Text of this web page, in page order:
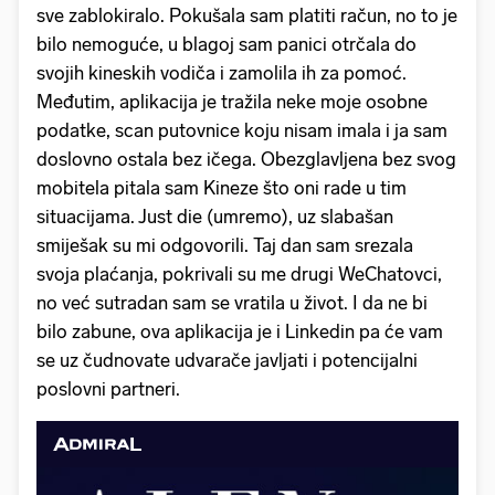
sve zablokiralo. Pokušala sam platiti račun, no to je
bilo nemoguće, u blagoj sam panici otrčala do
svojih kineskih vodiča i zamolila ih za pomoć.
Međutim, aplikacija je tražila neke moje osobne
podatke, scan putovnice koju nisam imala i ja sam
doslovno ostala bez ičega. Obezglavljena bez svog
mobitela pitala sam Kineze što oni rade u tim
situacijama. Just die (umremo), uz slabašan
smiješak su mi odgovorili. Taj dan sam srezala
svoja plaćanja, pokrivali su me drugi WeChatovci,
no već sutradan sam se vratila u život. I da ne bi
bilo zabune, ova aplikacija je i Linkedin pa će vam
se uz čudnovate udvarače javljati i potencijalni
poslovni partneri.